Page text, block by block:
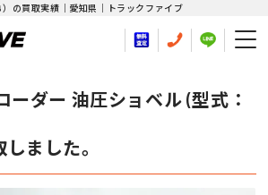
の買取実績｜愛知県｜トラックファイブ
ーダー 油圧ショベル (型式：
ました。